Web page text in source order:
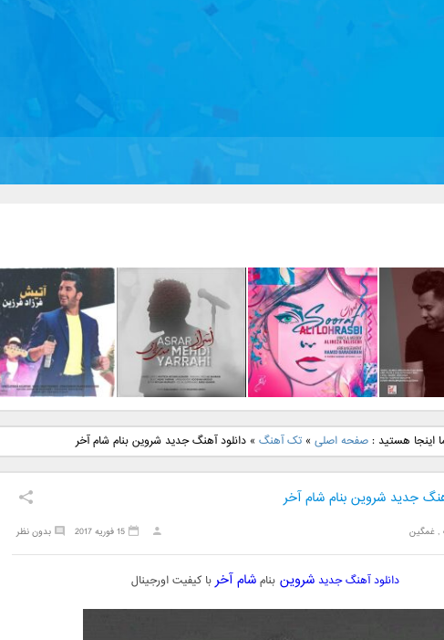
جدید رضا
نگار
دانلود آهنگ جدید علی
لهراسبی بنام صورت
دانلود آهنگ جدید مهدی
یراحی بنام اسرار
دانلود آهنگ جدید فرزاد
فرزین بنام آتیش
اینجا هستید :صفحه اصلی »تک آهنگ »دانلود آهنگ جدید شروین بنام شام آخر
جدید شروین بنام شام آخر
,غمگین بدون نظر 15 فوریه 2017
دانلود آهنگ جدید شروین بنامشام آخربا کیفیت اورجینال